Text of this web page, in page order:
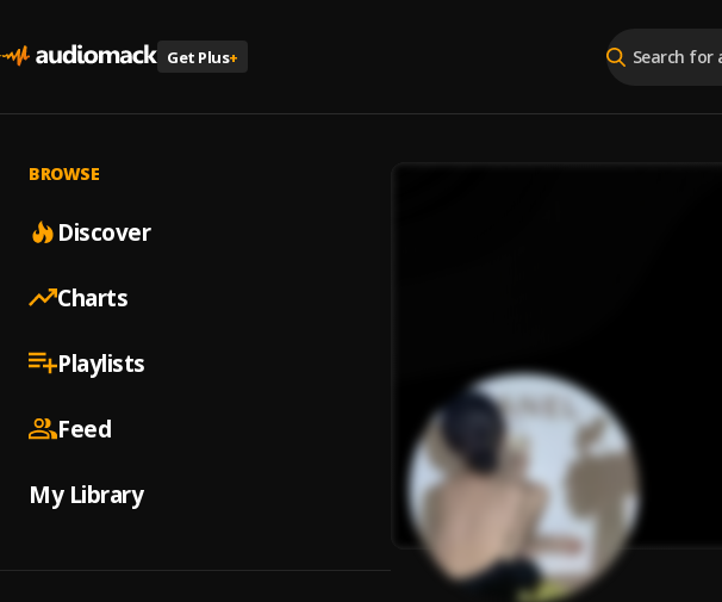
Get Plus+
BROWSE
Discover
Charts
Playlists
Feed
My Library